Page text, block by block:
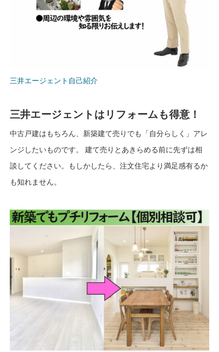
三井エージェント自己紹介
三井エージェントはリフォームも得意！
中古戸建はもちろん、新築建て売りでも「自分らしく」アレ
ンジしたいものです。 建て売りとあきらめる前に先ずは相
談してください。もしかしたら、注文住宅より満足感有るか
も知れません。